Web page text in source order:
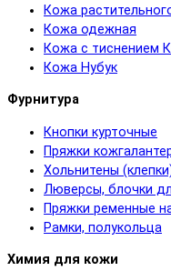
Кожа
Кожа одежная
Кожа с тиснением
Кожа Нубук
Фурнитура
Кнопки курточные
Пряжки
Хольнитены
Люверсы, блочки
Пряжки ременные
Рамки, полукольца
Химия для кожи